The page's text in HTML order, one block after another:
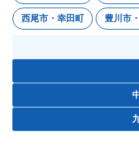
西尾市・幸田町 豊川市